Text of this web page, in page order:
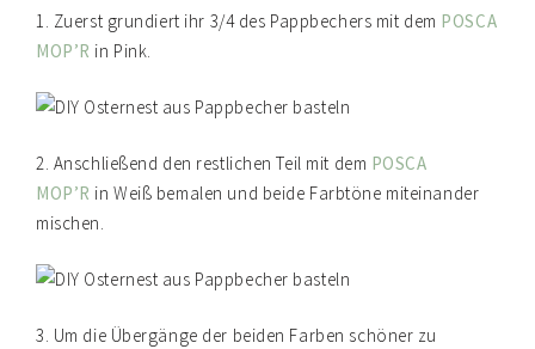
1. Zuerst grundiert ihr 3/4 des Pappbechers mit dem POSCA
MOP’R in Pink.
2. Anschließend den restlichen Teil mit dem POSCA
MOP’R in Weiß bemalen und beide Farbtöne miteinander
mischen.
3. Um die Übergänge der beiden Farben schöner zu